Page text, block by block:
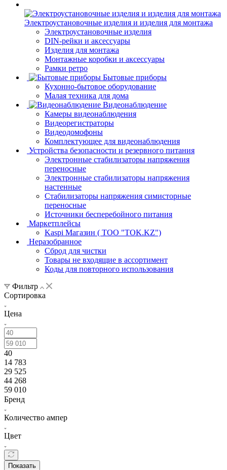
Электроустановочные изделия и изделия для монтажа
Электроустановочные изделия
DIN-рейки и аксессуары
Изделия для монтажа
Монтажные коробки и аксессуары
Рамки ретро
Бытовые приборы
Кухонно-бытовое оборудование
Малая техника для дома
Видеонаблюдение
Камеры видеонаблюдения
Видеорегистраторы
Видеодомофоны
Комплектующее для видеонаблюдения
Устройства безопасности и резервного питания
Электронные стабилизаторы напряжения
переносные
Электронные стабилизаторы напряжения
настенные
Стабилизаторы напряжения симисторные
переносные
Источники бесперебойного питания
Маркетплейсы
Kaspi Магазин ( ТОО "TOK.KZ")
Неразобранное
Сброд для чистки
Товары не входящие в ассортимент
Коды для повторного использования
Фильтр
Сортировка
Цена
40
14 783
29 525
44 268
59 010
Бренд
Количество ампер
Цвет
Показать